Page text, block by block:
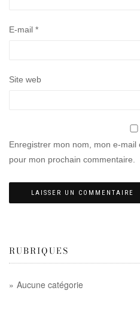
E-mail *
Site web
Enregistrer mon nom, mon e-
pour mon prochain commentaire.
RUBRIQUES
Aucune catégorie